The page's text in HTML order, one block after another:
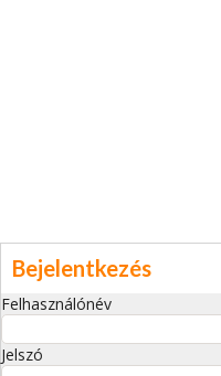
Bejelentkezés
Felhasználónév
Jelszó